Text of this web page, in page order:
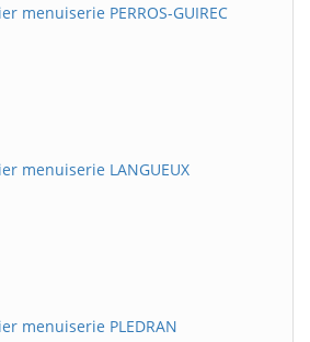
menuiserie PERROS-GUIREC
menuiserie LANGUEUX
menuiserie PLEDRAN